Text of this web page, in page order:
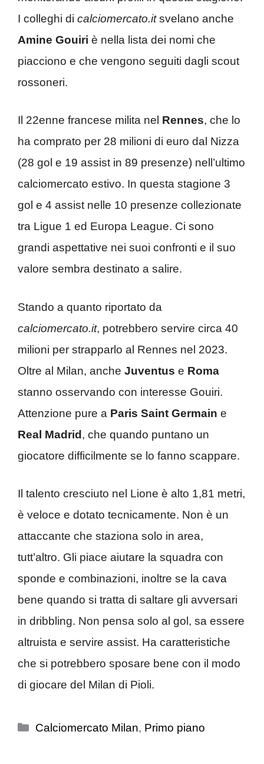
I colleghi di calciomercato.itsvelano anche
Amine Gouiri è nella lista dei nomi che
piacciono e che vengono seguiti dagli scout
rossoneri.
Il 22enne francese milita nel Rennes, che lo
ha comprato per 28 milioni di euro dal Nizza
(28 gol e 19 assist in 89 presenze) nell’ultimo
calciomercato estivo. In questa stagione 3
gol e 4 assist nelle 10 presenze collezionate
tra Ligue 1 ed Europa League. Ci sono
grandi aspettative nei suoi confronti e il suo
valore sembra destinato a salire.
Stando a quanto riportato da
calciomercato.it, potrebbero servire circa 40
milioni per strapparlo al Rennes nel 2023.
Oltre al Milan, anche Juventus e Roma
stanno osservando con interesse Gouiri.
Attenzione pure a Paris Saint Germain e
Real Madrid, che quando puntano un
giocatore difficilmente se lo fanno scappare.
Il talento cresciuto nel Lione è alto 1,81 metri,
è veloce e dotato tecnicamente. Non è un
attaccante che staziona solo in area,
tutt’altro. Gli piace aiutare la squadra con
sponde e combinazioni, inoltre se la cava
bene quando si tratta di saltare gli avversari
in dribbling. Non pensa solo al gol, sa essere
altruista e servire assist. Ha caratteristiche
che si potrebbero sposare bene con il modo
di giocare del Milan di Pioli.
Categorie
Calciomercato Milan, Primo piano